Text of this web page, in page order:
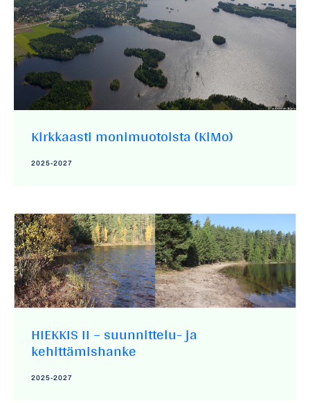
Kirkkaasti monimuotoista (KiMo)
2025-2027
HIEKKIS II – suunnittelu- ja
kehittämishanke
2025-2027